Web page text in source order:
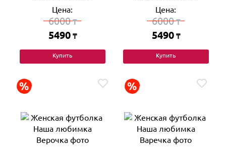
Цена:
6000₸
5490 ₸
Купить
Цена:
6000₸
5490 ₸
Купить